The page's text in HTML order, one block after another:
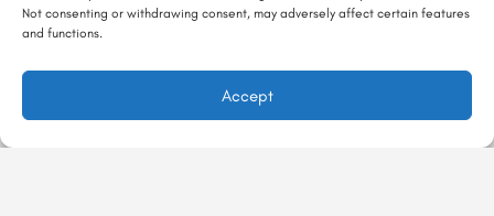
Not consenting or withdrawing consent, may adversely affect certain features
and functions.
Accept